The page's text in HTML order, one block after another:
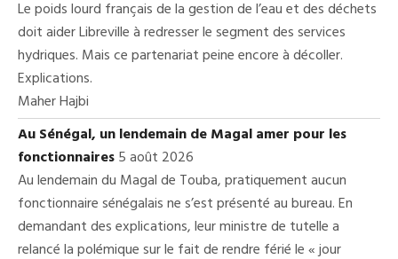
Le poids lourd français de la gestion de l’eau et des déchets
doit aider Libreville à redresser le segment des services
hydriques. Mais ce partenariat peine encore à décoller.
Explications.
Maher Hajbi
Au Sénégal, un lendemain de Magal amer pour les
fonctionnaires5 août 2026
Au lendemain du Magal de Touba, pratiquement aucun
fonctionnaire sénégalais ne s’est présenté au bureau. En
demandant des explications, leur ministre de tutelle a
relancé la polémique sur le fait de rendre férié le « jour